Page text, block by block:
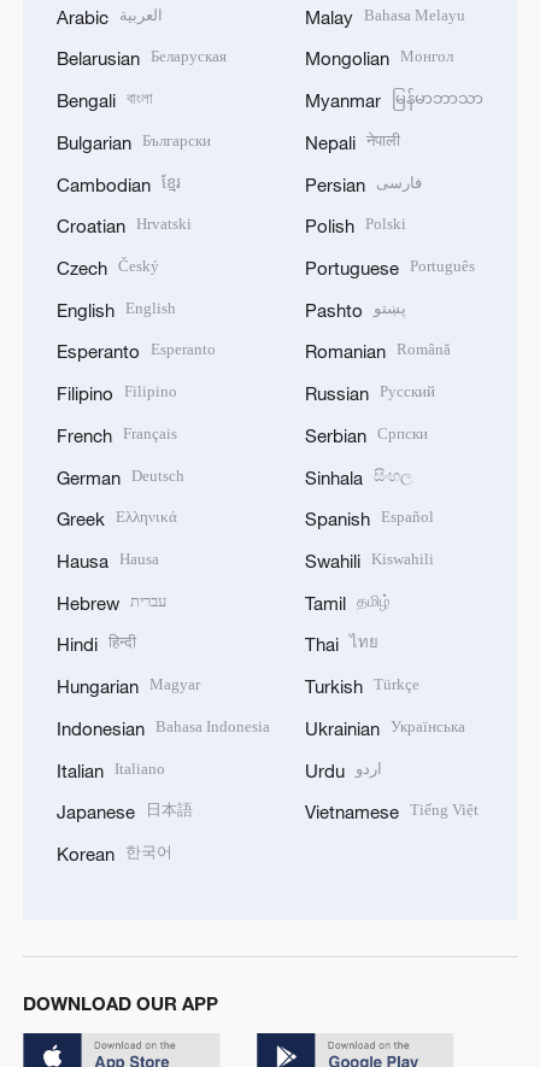
Arabic العربية
Belarusian Беларуская
Bengali বাংলা
Bulgarian Български
Cambodian ខ្មែរ
Croatian Hrvatski
Czech Český
English English
Esperanto Esperanto
Filipino Filipino
French Français
German Deutsch
Greek Ελληνικά
Hausa Hausa
Hebrew עברית
Hindi हिन्दी
Hungarian Magyar
Indonesian Bahasa Indonesia
Italian Italiano
Japanese 日本語
Korean 한국어
Malay Bahasa Melayu
Mongolian Монгол
Myanmar မြန်မာဘာသာ
Nepali नेपाली
Persian فارسی
Polish Polski
Portuguese Português
Pashto پښتو
Romanian Română
Russian Русский
Serbian Српски
Sinhala සිංහල
Spanish Español
Swahili Kiswahili
Tamil தமிழ்
Thai ไทย
Turkish Türkçe
Ukrainian Українська
Urdu اردو
Vietnamese Tiếng Việt
DOWNLOAD OUR APP